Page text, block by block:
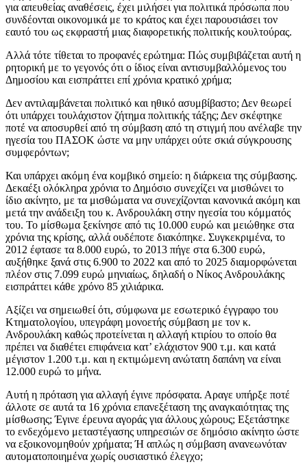
για απευθείας αναθέσεις, έχει μιλήσει για πολιτικά πρόσωπα που
συνδέονται οικονομικά με το κράτος και έχει παρουσιάσει τον
εαυτό του ως εκφραστή μιας διαφορετικής πολιτικής κουλτούρας.
Αλλά τότε τίθεται το προφανές ερώτημα: Πώς συμβιβάζεται αυτή η
ρητορική με το γεγονός ότι ο ίδιος είναι αντισυμβαλλόμενος του
Δημοσίου και εισπράττει επί χρόνια κρατικό χρήμα;
Δεν αντιλαμβάνεται πολιτικό και ηθικό ασυμβίβαστο; Δεν θεωρεί
ότι υπάρχει τουλάχιστον ζήτημα πολιτικής τάξης; Δεν σκέφτηκε
ποτέ να αποσυρθεί από τη σύμβαση από τη στιγμή που ανέλαβε την
ηγεσία του ΠΑΣΟΚ ώστε να μην υπάρχει ούτε σκιά σύγκρουσης
συμφερόντων;
Και υπάρχει ακόμη ένα κομβικό σημείο: η διάρκεια της σύμβασης.
Δεκαέξι ολόκληρα χρόνια το Δημόσιο συνεχίζει να μισθώνει το
ίδιο ακίνητο, με τα μισθώματα να συνεχίζονται κανονικά ακόμη και
μετά την ανάδειξη του κ. Ανδρουλάκη στην ηγεσία του κόμματός
του. Το μίσθωμα ξεκίνησε από τις 10.000 ευρώ και μειώθηκε στα
χρόνια της κρίσης, αλλά ουδέποτε διακόπηκε. Συγκεκριμένα, το
2012 έφτασε τα 8.000 ευρώ, το 2013 πήγε στα 6.300 ευρώ,
αυξήθηκε ξανά στις 6.900 το 2022 και από το 2025 διαμορφώνεται
πλέον στις 7.099 ευρώ μηνιαίως, δηλαδή ο Νίκος Ανδρουλάκης
εισπράττει κάθε χρόνο 85 χιλιάρικα.
Αξίζει να σημειωθεί ότι, σύμφωνα με εσωτερικό έγγραφο του
Κτηματολογίου, υπεγράφη μονοετής σύμβαση με τον κ.
Ανδρουλάκη καθώς προτείνεται η αλλαγή κτιρίου το οποίο θα
πρέπει να διαθέτει επιφάνεια κατ’ ελάχιστον 900 τ.μ. και κατά
μέγιστον 1.200 τ.μ. και η εκτιμώμενη ανώτατη δαπάνη να είναι
12.000 ευρώ το μήνα.
Αυτή η πρόταση για αλλαγή έγινε πρόσφατα. Αραγε υπήρξε ποτέ
άλλοτε σε αυτά τα 16 χρόνια επανεξέταση της αναγκαιότητας της
μίσθωσης; Έγινε έρευνα αγοράς για άλλους χώρους; Εξετάστηκε
το ενδεχόμενο μεταστέγασης υπηρεσιών σε δημόσιο ακίνητο ώστε
να εξοικονομηθούν χρήματα; Ή απλώς η σύμβαση ανανεωνόταν
αυτοματοποιημένα χωρίς ουσιαστικό έλεγχο;